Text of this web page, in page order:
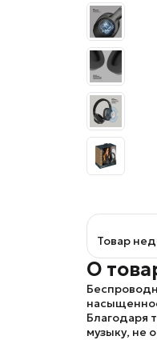
Товар
О
Благодаря
музыку, не